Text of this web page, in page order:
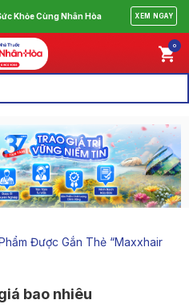
Khỏe Cùng Nhân Hòa XEM NGAY
0
Được Gắn Thẻ “maxxhair
bao nhiêu